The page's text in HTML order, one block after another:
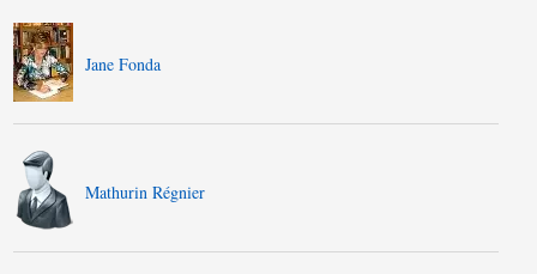
Jane Fonda
Mathurin Régnier